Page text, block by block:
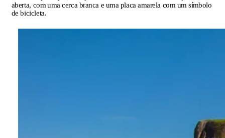
aberta, com uma cerca branca e uma placa amarela com um símbolo
de bicicleta.